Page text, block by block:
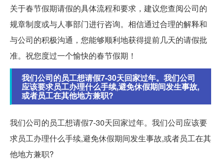
关于春节假期请假的具体流程和要求，建议您查阅公司的
规章制度或与人事部门进行咨询。相信通过合理的解释和
与公司的积极沟通，您能够顺利地获得提前几天的请假批
准。祝您度过一个愉快的春节假期！
我们公司的员工想请假7-30天回家过年。我们公司
应该要求员工办理什么手续,避免休假期间发生事故,
或者员工在其他地方兼职?
我们公司的员工想请假7-30天回家过年。我们公司应该要
求员工办理什么手续,避免休假期间发生事故,或者员工在其
他地方兼职?